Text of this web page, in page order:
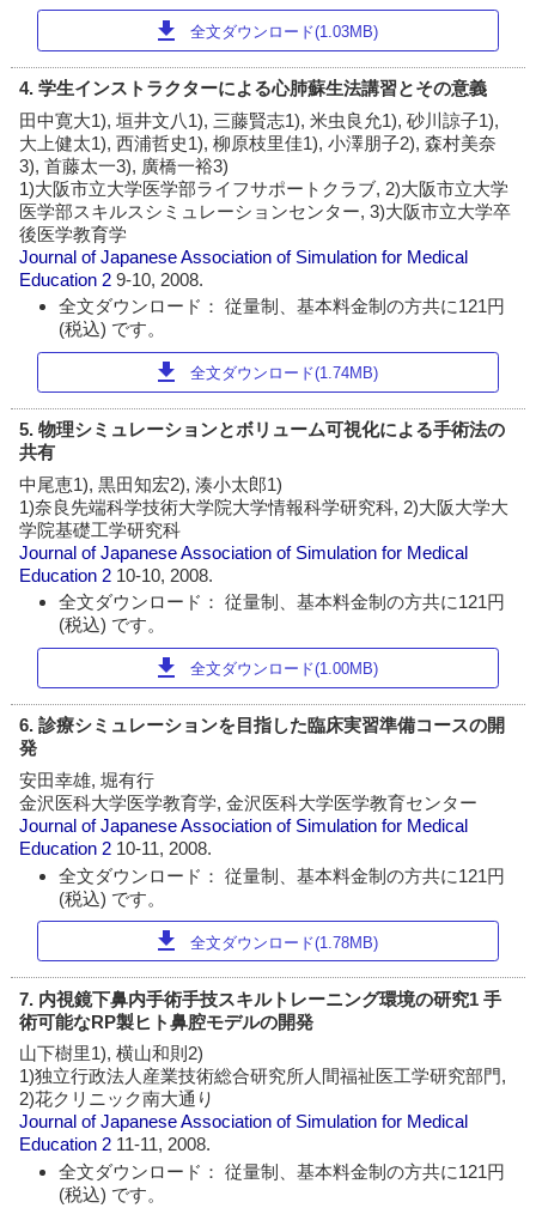
download 全文ダウンロード(1.03MB)
4. 学生インストラクターによる心肺蘇生法講習とその意義
田中寛大1), 垣井文八1), 三藤賢志1), 米虫良允1), 砂川諒子1),
大上健太1), 西浦哲史1), 柳原枝里佳1), 小澤朋子2), 森村美奈
3), 首藤太一3), 廣橋一裕3)
1)大阪市立大学医学部ライフサポートクラブ, 2)大阪市立大学
医学部スキルスシミュレーションセンター, 3)大阪市立大学卒
後医学教育学
Journal of Japanese Association of Simulation for Medical
Education 29-10, 2008.
全文ダウンロード： 従量制、基本料金制の方共に121円
(税込) です。
download 全文ダウンロード(1.74MB)
5. 物理シミュレーションとボリューム可視化による手術法の
共有
中尾恵1), 黒田知宏2), 湊小太郎1)
1)奈良先端科学技術大学院大学情報科学研究科, 2)大阪大学大
学院基礎工学研究科
Journal of Japanese Association of Simulation for Medical
Education 2 10-10, 2008.
全文ダウンロード： 従量制、基本料金制の方共に121円
(税込) です。
download 全文ダウンロード(1.00MB)
6. 診療シミュレーションを目指した臨床実習準備コースの開
発
安田幸雄, 堀有行
金沢医科大学医学教育学, 金沢医科大学医学教育センター
Journal of Japanese Association of Simulation for Medical
Education 2 10-11, 2008.
全文ダウンロード： 従量制、基本料金制の方共に121円
(税込) です。
download 全文ダウンロード(1.78MB)
7. 内視鏡下鼻内手術手技スキルトレーニング環境の研究1 手
術可能なRP製ヒト鼻腔モデルの開発
山下樹里1), 横山和則2)
1)独立行政法人産業技術総合研究所人間福祉医工学研究部門,
2)花クリニック南大通り
Journal of Japanese Association of Simulation for Medical
Education 2 11-11, 2008.
全文ダウンロード： 従量制、基本料金制の方共に121円
(税込) です。